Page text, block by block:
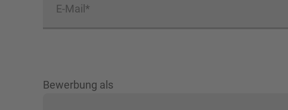
E-Mail*
Bewerbung als